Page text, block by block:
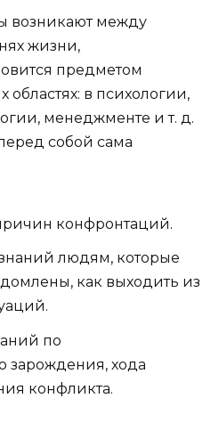
возникают между
жизни,
предметом
областях: в психологии,
менеджменте и т. д.
собой сама
конфронтаций.
людям, которые
как выходить из
по
зарождения, хода
конфликта.